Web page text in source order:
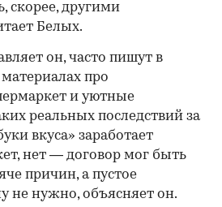
скорее, другими
Белых.
он, часто пишут в
про
и уютные
реальных последствий за
вкуса» заработает
нет — договор мог быть
причин, а пустое
не нужно, объясняет он.